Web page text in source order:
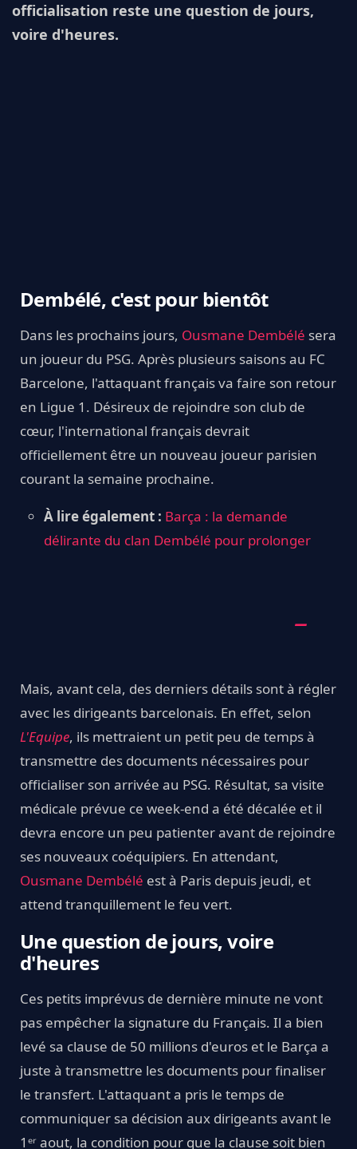
officialisation reste une question de jours,
voire d'heures.
Dembélé, c'est pour bientôt
Dans les prochains jours, Ousmane Dembélé sera
un joueur du PSG. Après plusieurs saisons au FC
Barcelone, l'attaquant français va faire son retour
en Ligue 1. Désireux de rejoindre son club de
cœur, l'international français devrait
officiellement être un nouveau joueur parisien
courant la semaine prochaine.
À lire également : Barça : la demande
délirante du clan Dembélé pour prolonger
Mais, avant cela, des derniers détails sont à régler
avec les dirigeants barcelonais. En effet, selon
L'Equipe, ils mettraient un petit peu de temps à
transmettre des documents nécessaires pour
officialiser son arrivée au PSG. Résultat, sa visite
médicale prévue ce week-end a été décalée et il
devra encore un peu patienter avant de rejoindre
ses nouveaux coéquipiers. En attendant,
Ousmane Dembélé est à Paris depuis jeudi, et
attend tranquillement le feu vert.
Une question de jours, voire
d'heures
Ces petits imprévus de dernière minute ne vont
pas empêcher la signature du Français. Il a bien
levé sa clause de 50 millions d'euros et le Barça a
juste à transmettre les documents pour finaliser
le transfert. L'attaquant a pris le temps de
communiquer sa décision aux dirigeants avant le
1ᵉʳ aout, la condition pour que la clause soit bien